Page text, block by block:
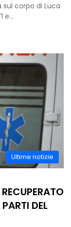
sul corpo di Luca
e…
Ultime notizie
DEL